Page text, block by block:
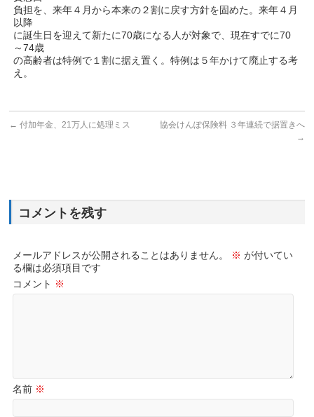
負担を、来年４月から本来の２割に戻す方針を固めた。来年４月
以降
に誕生日を迎えて新たに70歳になる人が対象で、現在すでに70
～74歳
の高齢者は特例で１割に据え置く。特例は５年かけて廃止する考
え。
← 付加年金、21万人に処理ミス
協会けんぽ保険料 ３年連続で据置きへ
→
コメントを残す
メールアドレスが公開されることはありません。 ※ が付いてい
る欄は必須項目です
コメント ※
名前 ※